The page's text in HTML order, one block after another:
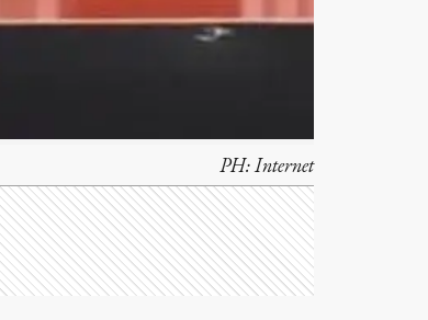
PH:Internet